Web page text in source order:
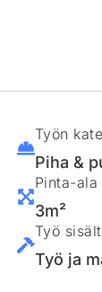
Työn
Piha &
Pinta-ala
3m²
Työ
Työ ja